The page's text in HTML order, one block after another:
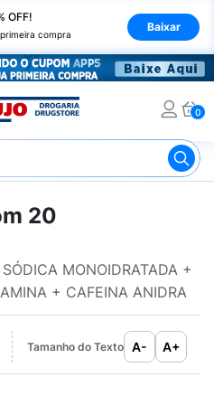
OFF!
compra
Baixar
0
Gripinew com 20 Comprimidos
20
MONOIDRATADA +
+ CAFEINA ANIDRA
Tamanho do Texto A- A+